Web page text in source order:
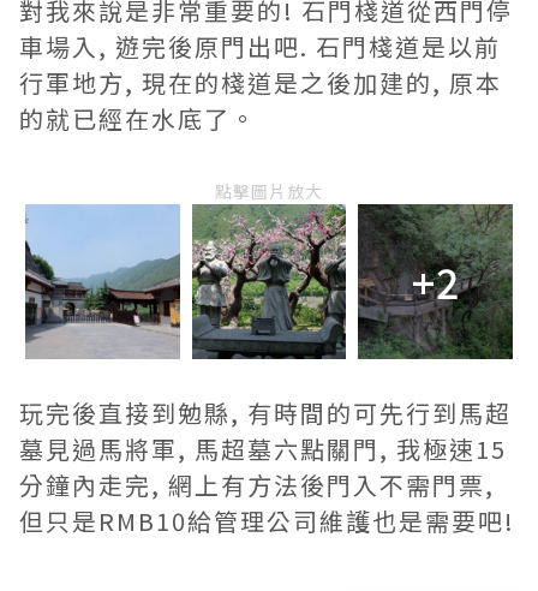
對我來說是非常重要的! 石門棧道從西門停
車場入, 遊完後原門出吧. 石門棧道是以前
行軍地方, 現在的棧道是之後加建的, 原本
的就已經在水底了。
點擊圖片放大
+2
玩完後直接到勉縣, 有時間的可先行到馬超
墓見過馬將軍, 馬超墓六點關門, 我極速15
分鐘內走完, 網上有方法後門入不需門票,
但只是RMB10給管理公司維護也是需要吧!